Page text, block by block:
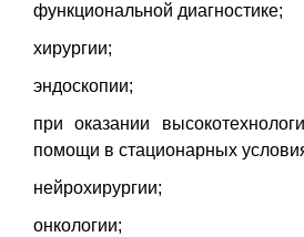
функциональной диагностике;
хирургии;
эндоскопии;
при оказании
помощи в стационарных
нейрохирургии;
онкологии;